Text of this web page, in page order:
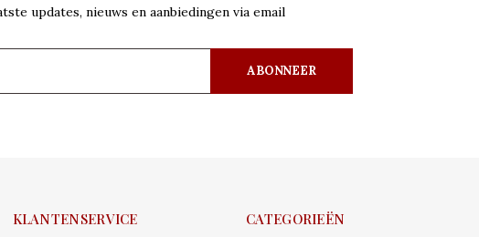
updates, nieuws en aanbiedingen via email
ABONNEER
KLANTENSERVICE CATEGORIEËN